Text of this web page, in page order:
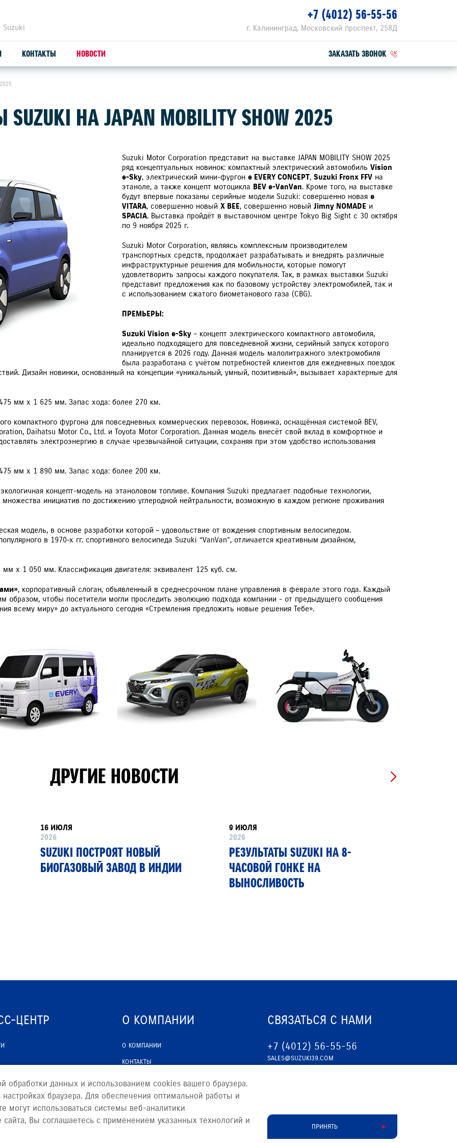
г. Калининград, Московский проспект, 258Д
+7 (4012) 56-55-56
VITARA JIMNY
ЗАПЧАСТИ И АКСЕССУАРЫ
КУЗОВНЫЕ ЗАПЧАСТИ И РЕМОНТ
УЗНАТЬ СТОИМОСТЬ ДЕТАЛИ
СПЕЦПРЕДЛОЖЕНИЯ
SUZUKI ПРИВИЛЕГИЯ 3+
РАССЧИТАТЬ ТО СЕРВИСНЫЕ КАМПАНИИ
КОНТАКТЫ НОВОСТИ ЗАКАЗАТЬ ЗВОНОК
НА JAPAN MOBILITY SHOW 2025
Suzuki Motor Corporation представит на выставке JAPAN MOBILITY SHOW 2025
ряд концептуальных новинок: компактный электрический автомобиль Vision
e-Sky, электрический мини-фургон e EVERY CONCEPT, Suzuki Fronx FFV на
этаноле, а также концепт мотоцикла BEV e-VanVan. Кроме того, на выставке
будут впервые показаны серийные модели Suzuki: совершенно новая e
VITARA, совершенно новый X BEE, совершенно новый Jimny NOMADE и
SPACIA. Выставка пройдёт в выставочном центре Tokyo Big Sight с 30 октября
по 9 ноября 2025 г.
Suzuki Motor Corporation, являясь комплексным производителем
транспортных средств, продолжает разрабатывать и внедрять различные
инфраструктурные решения для мобильности, которые помогут
удовлетворить запросы каждого покупателя. Так, в рамках выставки Suzuki
представит предложения как по базовому устройству электромобилей, так и
с использованием сжатого биометанового газа (CBG).
ПРЕМЬЕРЫ:
Suzuki Vision e-Sky – концепт электрического компактного автомобиля,
идеально подходящего для повседневной жизни, серийный запуск которого
планируется в 2026 году. Данная модель малолитражного электромобиля
была разработана с учётом потребностей клиентов для ежедневных поездок
Дизайн новинки, основанный на концепции «уникальный, умный, позитивный», вызывает характерные для
мм x 1 625 мм. Запас хода: более 270 км.
компактного фургона для повседневных коммерческих перевозок. Новинка, оснащённая системой BEV,
Daihatsu Motor Co., Ltd. и Toyota Motor Corporation. Данная модель внесёт свой вклад в комфортное и
электроэнергию в случае чрезвычайной ситуации, сохраняя при этом удобство использования
мм x 1 890 мм. Запас хода: более 200 км.
концепт-модель на этаноловом топливе. Компания Suzuki предлагает подобные технологии,
инициатив по достижению углеродной нейтральности, возможную в каждом регионе проживания
модель, в основе разработки которой – удовольствие от вождения спортивным велосипедом.
в 1970-х гг. спортивного велосипеда Suzuki “VanVan”, отличается креативным дизайном,
х 1 050 мм. Классификация двигателя: эквивалент 125 куб. см.
, корпоративный слоган, объявленный в среднесрочном плане управления в феврале этого года. Каждый
образом, чтобы посетители могли проследить эволюцию подхода компании - от предыдущего сообщения
всему миру» до актуального сегодня «Стремления предложить новые решения Тебе».
ДРУГИЕ НОВОСТИ
16 ИЮЛЯ
2026
SUZUKI ПОСТРОЯТ НОВЫЙ
БИОГАЗОВЫЙ ЗАВОД В ИНДИИ
9 ИЮЛЯ
2026
РЕЗУЛЬТАТЫ SUZUKI НА 8-
ЧАСОВОЙ ГОНКЕ НА
ВЫНОСЛИВОСТЬ
ЦЕНТР О КОМПАНИИ
О КОМПАНИИ
КОНТАКТЫ
СВЯЗАТЬСЯ С НАМИ
+7 (4012) 56-55-56
SALES@SUZUKI39.COM
обработки данных и использованием cookies вашего браузера.
браузера. Для обеспечения оптимальной работы и
могут использоваться системы веб-аналитики
Вы соглашаетесь с применением указанных технологий и
ПРИНЯТЬ